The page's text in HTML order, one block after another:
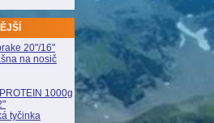
20"/16"
na nosič
1000g
tyčinka